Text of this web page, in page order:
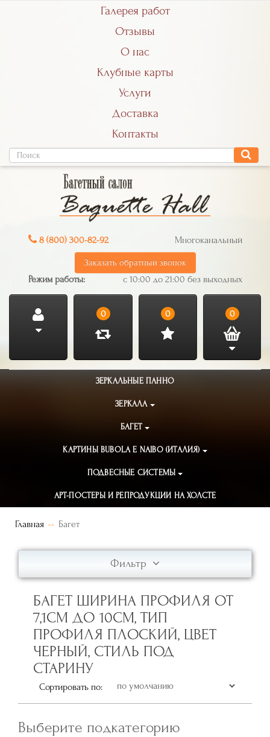
Галерея работ
Отзывы
О нас
Клубные карты
Услуги
Доставка
Контакты
8 (800) 300-82-92 Многоканальный
Заказать обратный звонок
Режим работы: с 10:00 до 21:00 без выходных
0 0 0
ЗЕРКАЛЬНЫЕ ПАННО
ЗЕРКАЛА
БАГЕТ
КАРТИНЫ BUBOLA E NAIBO (ИТАЛИЯ)
ПОДВЕСНЫЕ СИСТЕМЫ
АРТ-ПОСТЕРЫ И РЕПРОДУКЦИИ НА ХОЛСТЕ
Главная Багет
Фильтр
БАГЕТ ШИРИНА ПРОФИЛЯ ОТ
7,1СМ ДО 10СМ, ТИП
ПРОФИЛЯ ПЛОСКИЙ, ЦВЕТ
ЧЕРНЫЙ, СТИЛЬ ПОД
СТАРИНУ
Сортировать по:
Выберите подкатегорию